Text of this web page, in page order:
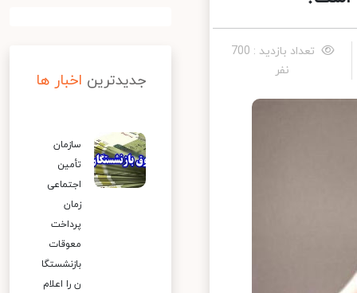
تعداد بازدید : 700
نفر
جدیدترین اخبار ها
سازمان
تأمین
اجتماعی
زمان
پرداخت
معوقات
بازنشستگا
ن را اعلام